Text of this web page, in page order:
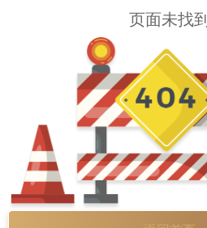
页面未找到